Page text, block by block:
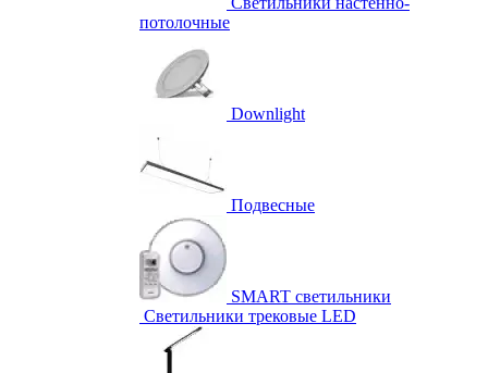
потолочные
Downlight
Подвесные
SMART светильники
Светильники трековые LED